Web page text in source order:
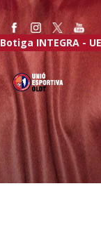
Botiga INTEGRA -